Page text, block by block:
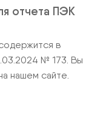
отчета ПЭК
в
№ 173. Вы
нашем сайте.